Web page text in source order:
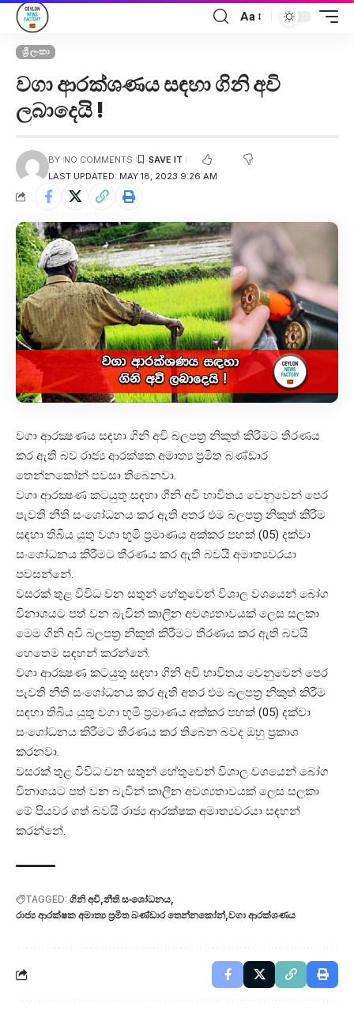
Aa
ශ්‍රී ලංකා
වගා ආරක්ශණය සඳහා ගිනි අවි
ලබාදෙයි !
LAST UPDATED: MAY 18, 2023 9:26 AM
BY NO COMMENTS
වගා ආරක්‍ෂණය සඳහා ගිනි අවි බලපත්‍ර නිකුත් කිරීමට තීරණය
කර ඇති බව රාජ්‍ය ආරක්ෂක අමාත්‍ය ප්‍රමිත බණ්ඩාර
තෙන්නකෝන් පවසා තිබෙනවා.
වගා ආරක්‍ෂණ කටයුතු සඳහා ගිනි අවි භාවිතය වෙනුවෙන් පෙර
පැවති නීති සංශෝධනය කර ඇති අතර එම බලපත්‍ර නිකුත් කිරීම
සඳහා තිබිය යුතු වගා භූමි ප්‍රමාණය අක්කර පහක් (05) දක්වා
සංශෝධනය කිරීමට තීරණය කර ඇති බවයි අමාත්‍යවරයා
පවසන්නේ.
වසරක් තුළ විවිධ වන සතුන් හේතුවෙන් විශාල වශයෙන් බෝග
විනාශයට පත් වන බැවින් කාලීන අවශ්‍යතාවයක් ලෙස සලකා
මෙම ගිනි අවි බලපත්‍ර නිකුත් කිරීමට තීරණය කර ඇති බවයි
හෙතෙම සඳහන් කරන්නේ.
වගා ආරක්‍ෂණ කටයුතු සඳහා ගිනි අවි භාවිතය වෙනුවෙන් පෙර
පැවති නීති සංශෝධනය කර ඇති අතර එම බලපත්‍ර නිකුත් කිරීම
සඳහා තිබිය යුතු වගා භූමි ප්‍රමාණය අක්කර පහක් (05) දක්වා
සංශෝධනය කිරීමට තීරණය කර තිබෙන බවද ඔහු ප්‍රකාශ
කරනවා.
වසරක් තුළ විවිධ වන සතුන් හේතුවෙන් විශාල වශයෙන් බෝග
විනාශයට පත් වන බැවින් කාලීන අවශ්‍යතාවයක් ලෙස සලකා
මේ පියවර ගත් බවයි රාජ්‍ය ආරක්ෂක අමාත්‍යවරයා සඳහන්
කරන්නේ.
TAGGED: ගිනි අවි නීති සංශෝධනය
රාජ්‍ය ආරක්ෂක අමාත්‍ය ප්‍රමිත බණ්ඩාර තෙන්නකෝන් වගා ආරක්ශණය